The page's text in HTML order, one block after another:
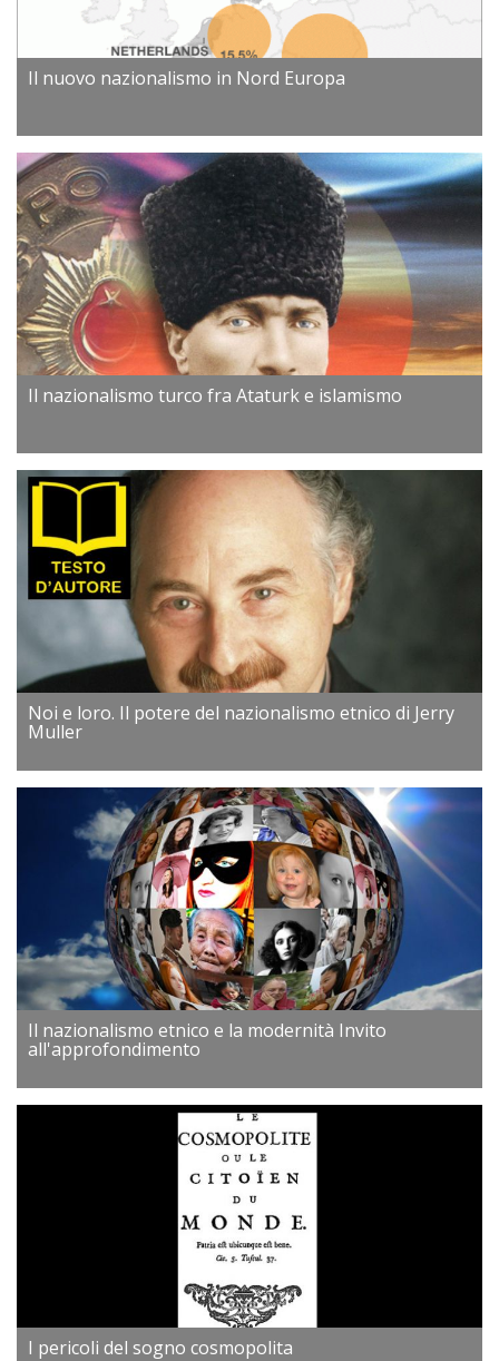
Il nuovo nazionalismo in Nord Europa
Il nazionalismo turco fra Ataturk e islamismo
Noi e loro. Il potere del nazionalismo etnico di Jerry
Muller
Il nazionalismo etnico e la modernità Invito
all'approfondimento
I pericoli del sogno cosmopolita